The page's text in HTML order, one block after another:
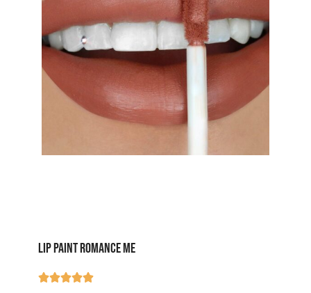
LIP PAINT ROMANCE ME